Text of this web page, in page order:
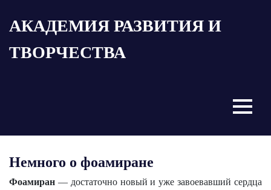
АКАДЕМИЯ РАЗВИТИЯ И
ТВОРЧЕСТВА
Menu
Немного о фоамиране
Фоамиран — достаточно новый и уже завоевавший сердца